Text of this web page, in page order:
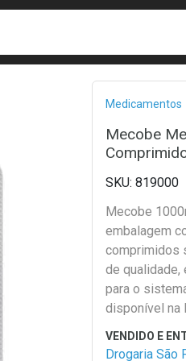
Medicamentos
Mecobe
819000
Mecobe
embalagem
comprimidos
de qualidade,
para o
disponível na
Paulo.
Drogaria São